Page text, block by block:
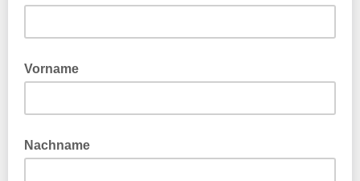
Vorname
Nachname